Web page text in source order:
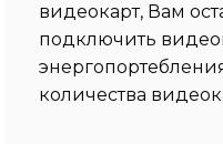
видеокарт, Вам
подключить
количества